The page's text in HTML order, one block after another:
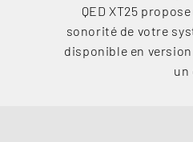
QED XT25
sonorité de votre
disponible en
un